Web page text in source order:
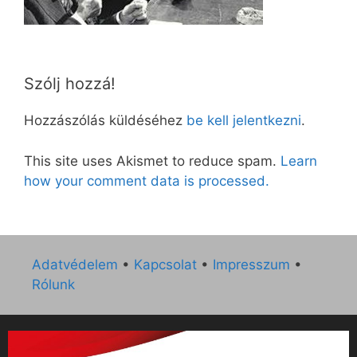
Szólj hozzá!
Hozzászólás küldéséhez be kell jelentkezni.
This site uses Akismet to reduce spam. Learn
how your comment data is processed.
Adatvédelem • Kapcsolat • Impresszum •
Rólunk